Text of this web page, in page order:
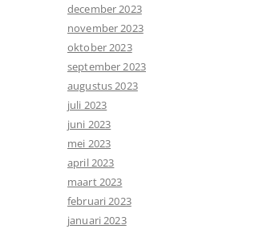
december 2023
november 2023
oktober 2023
september 2023
augustus 2023
juli 2023
juni 2023
mei 2023
april 2023
maart 2023
februari 2023
januari 2023